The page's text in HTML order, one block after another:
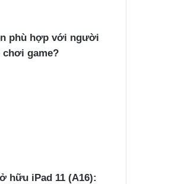
phù hợp với người
game?
hữu iPad 11 (A16):